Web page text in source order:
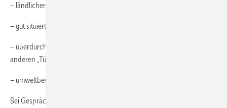
– ländlicher oder kleinstädtischer Mittelstand
– gut situierte, technisch interessierte ältere Männer
– überdurchschnittlich gut informiert; haben sich bereits zuvor mit
anderen „Türöffner“-Technologien beschäftigt
– umweltbewusst, aber zuversichtlich.
Bei Gesprächen mit Dachs-Verkäufern wird man den Eindruck nicht